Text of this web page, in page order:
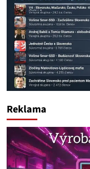
Reklama